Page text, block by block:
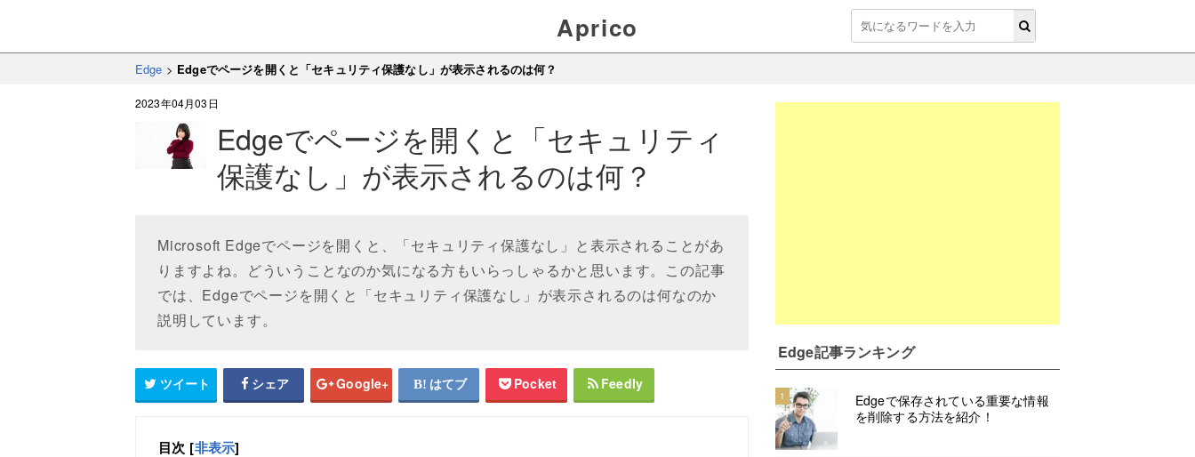
Aprico
Edge > Edgeでページを開くと「セキュリティ保護なし」が表示されるのは何？
2023年04月03日
Edgeでページを開くと「セキュリティ
保護なし」が表示されるのは何？
Microsoft Edgeでページを開くと、「セキュリティ保護なし」と表示されることがあ
りますよね。どういうことなのか気になる方もいらっしゃるかと思います。この記事
では、Edgeでページを開くと「セキュリティ保護なし」が表示されるのは何なのか
説明しています。
ツイート シェア Google+ はてブ Pocket Feedly
目次 [非表示]
Edge記事ランキング
1
Edgeで保存されている重要な情報
を削除する方法を紹介！